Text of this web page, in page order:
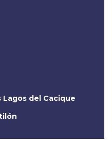
Lagos del Cacique